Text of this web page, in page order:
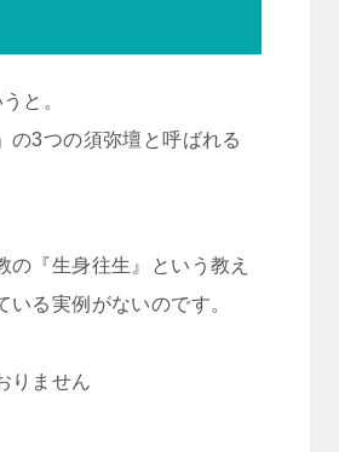
と。
の3つの須弥壇と呼ばれる
『生身往生』という教え
る実例がないのです。
りません